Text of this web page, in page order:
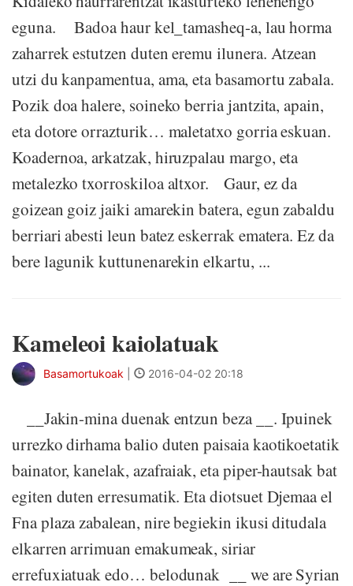
eguna. Badoa haur kel_tamasheq-a, lau horma
zaharrek estutzen duten eremu ilunera. Atzean
utzi du kanpamentua, ama, eta basamortu zabala.
Pozik doa halere, soineko berria jantzita, apain,
eta dotore orrazturik… maletatxo gorria eskuan.
Koadernoa, arkatzak, hiruzpalau margo, eta
metalezko txorroskiloa altxor. Gaur, ez da
goizean goiz jaiki amarekin batera, egun zabaldu
berriari abesti leun batez eskerrak ematera. Ez da
bere lagunik kuttunenarekin elkartu, ...
Kameleoi kaiolatuak
Basamortukoak 2016-04-02 20:18
__Jakin-mina duenak entzun beza __. Ipuinek
urrezko dirhama balio duten paisaia kaotikoetatik
bainator, kanelak, azafraiak, eta piper-hautsak bat
egiten duten erresumatik. Eta diotsuet Djemaa el
Fna plaza zabalean, nire begiekin ikusi ditudala
elkarren arrimuan emakumeak, siriar
errefuxiatuak edo… belodunak __ we are Syrian